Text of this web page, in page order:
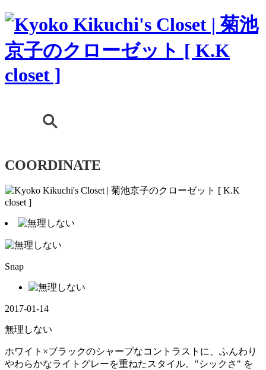
COORDINATE
Snap
2017-01-14
無理しない
ホワイト×ブラックのシャープなコントラストに、ふんわり
やわらかなライトグレーを重ねたスタイル。"シックさ" を